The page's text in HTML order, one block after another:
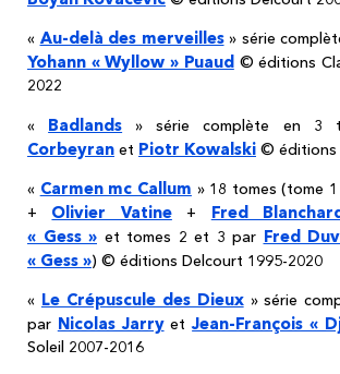
« Au-delà des merveilles» série
Yohann « Wyllow » Puaud © éditions
2022
« Badlands » série complète en 3
Corbeyran et Piotr Kowalski © éditions
« Carmen mc Callum » 18 tomes (tome
+ Olivier Vatine+ Fred
« Gess » et tomes 2 et 3 par Fred
« Gess ») © éditions Delcourt 1995-2020
« Le Crépuscule des Dieux» série
par Nicolas JarryetJean-François «
Soleil 2007-2016